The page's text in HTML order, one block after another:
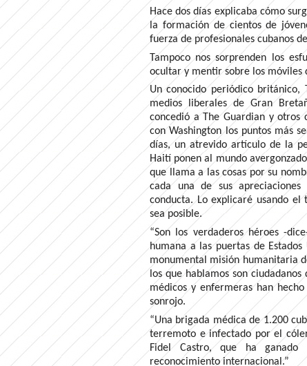
Hace dos días explicaba cómo
la formación de cientos de
fuerza de profesionales cubanos
Tampoco nos sorprenden los
ocultar y mentir sobre los móviles
Un conocido periódico británico,
medios liberales de Gran
concedió a The Guardian y otros
con Washington los puntos más
días, un atrevido artículo de la
Haití ponen al mundo
que llama a las cosas por su
cada una de sus
conducta. Lo explicaré usando
sea posible.
“Son los verdaderos héroes -
humana a las puertas de
monumental misión humanitaria
los que hablamos son
médicos y enfermeras han
sonrojo.
“Una brigada médica de 1.200
terremoto e infectado por el
Fidel Castro, que ha ganado
reconocimiento internacional.”